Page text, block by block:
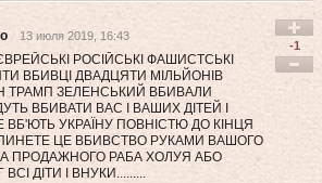
13 июля 2019, 16:43
РОСІЙСЬКІ ФАШИСТСЬКІ
ВБИВЦІ ДВАДЦЯТИ МІЛЬЙОНІВ
ТРАМП ЗЕЛЕНСЬКИЙ ВБИВАЛИ
ВБИВАТИ ВАС І ВАШИХ ДІТЕЙ І
ВБ'ЮТЬ УКРАЇНУ ПОВНІСТЮ ДО КІНЦЯ
ЦЕ ВБИВСТВО РУКАМИ ВАШОГО
ПРОДАЖНОГО РАБА ХОЛУЯ АБО
ДІТИ І ВНУКИ.........
-1